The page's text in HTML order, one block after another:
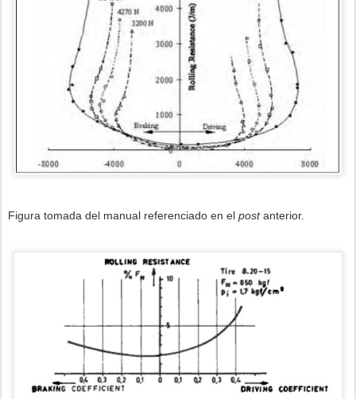
Figura tomada del manual referenciado en el postanterior.